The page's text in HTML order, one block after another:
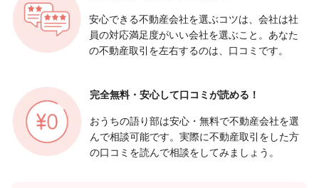
安心できる不動産会社を選ぶコツは、会社は社
員の対応満足度がいい会社を選ぶこと。あなた
の不動産取引を左右するのは、口コミです。
完全無料・安心して口コミが読める！
おうちの語り部は安心・無料で不動産会社を選
んで相談可能です。実際に不動産取引をした方
の口コミを読んで相談をしてみましょう。